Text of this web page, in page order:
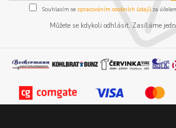
Souhlasím se zpracováním osobních údajůza
Můžete se kdykoli odhlásit. Zasíláme